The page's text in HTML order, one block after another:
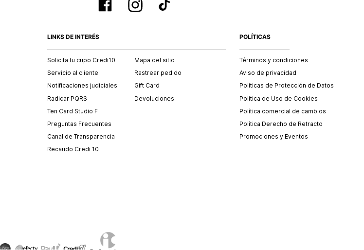
LINKS DE INTERÉS
Solicita tu cupo Credi10
Servicio al cliente
Notificaciones judiciales
Radicar PQRS
Ten Card Studio F
Preguntas Frecuentes
Canal de Transparencia
Recaudo Credi 10
Mapa del sitio
Rastrear pedido
Gift Card
Devoluciones
POLÍTICAS
Términos y condiciones
Aviso de privacidad
Políticas de Protección de Datos
Política de Uso de Cookies
Política comercial de cambios
Política Derecho de Retracto
Promociones y Eventos